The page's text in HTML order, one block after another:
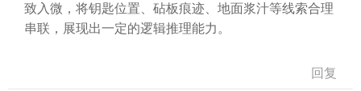
致入微，将钥匙位置、砧板痕迹、地面浆汁等线索合理
串联，展现出一定的逻辑推理能力。
回复